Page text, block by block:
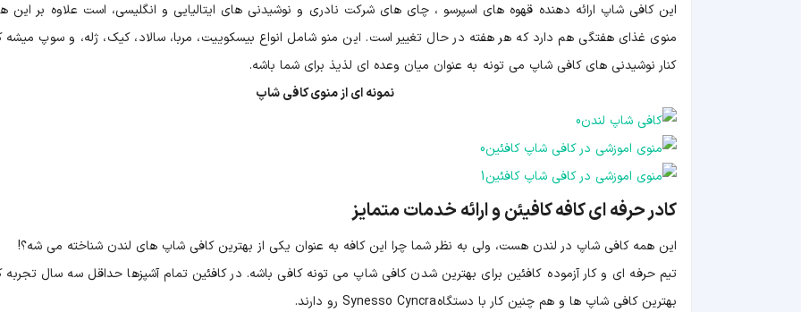
این کافی شاپ ارائه دهنده قهوه های اسپرسو ، چای های شرکت نادری و نوشیدنی های ایتالیایی و انگلیسی، است علاوه بر این
منوی غذای هفتگی هم دارد که هر هفته در حال تغییر است. این منو شامل انواع بیسکوییت، مربا، سالاد، کیک، ژله، و سوپ میشه
کنار نوشیدنی های کافی شاپ می تونه به عنوان میان وعده ای لذیذ برای شما باشه.
نمونه ای از منوی کافی شاپ
کادر حرفه ای کافه کافیئن و ارائه خدمات متمایز
این همه کافی شاپ در لندن هست، ولی به نظر شما چرا این کافه به عنوان یکی از بهترین کافی شاپ های لندن شناخته می شه؟!
تیم حرفه ای و کار آزموده کافئین برای بهترین شدن کافی شاپ می تونه کافی باشه. در کافئین تمام آشپزها حداقل سه سال تجربه
بهترین کافی شاپ ها و هم چنین کار با دستگاه Synesso Cyncra رو دارند.